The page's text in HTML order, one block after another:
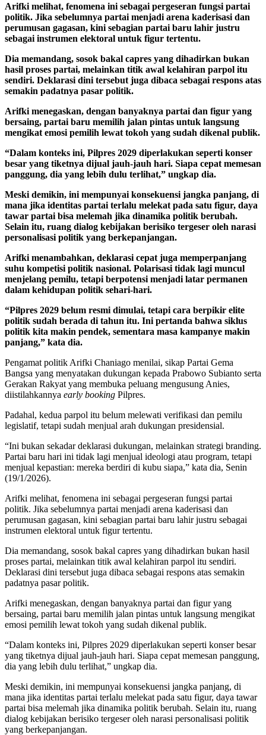
Arifki melihat, fenomena ini sebagai pergeseran fungsi partai
politik. Jika sebelumnya partai menjadi arena kaderisasi dan
perumusan gagasan, kini sebagian partai baru lahir justru
sebagai instrumen elektoral untuk figur tertentu.
Dia memandang, sosok bakal capres yang dihadirkan bukan
hasil proses partai, melainkan titik awal kelahiran parpol itu
sendiri. Deklarasi dini tersebut juga dibaca sebagai respons atas
semakin padatnya pasar politik.
Arifki menegaskan, dengan banyaknya partai dan figur yang
bersaing, partai baru memilih jalan pintas untuk langsung
mengikat emosi pemilih lewat tokoh yang sudah dikenal publik.
“Dalam konteks ini, Pilpres 2029 diperlakukan seperti konser
besar yang tiketnya dijual jauh-jauh hari. Siapa cepat memesan
panggung, dia yang lebih dulu terlihat,” ungkap dia.
Meski demikin, ini mempunyai konsekuensi jangka panjang, di
mana jika identitas partai terlalu melekat pada satu figur, daya
tawar partai bisa melemah jika dinamika politik berubah.
Selain itu, ruang dialog kebijakan berisiko tergeser oleh narasi
personalisasi politik yang berkepanjangan.
Arifki menambahkan, deklarasi cepat juga memperpanjang
suhu kompetisi politik nasional. Polarisasi tidak lagi muncul
menjelang pemilu, tetapi berpotensi menjadi latar permanen
dalam kehidupan politik sehari-hari.
“Pilpres 2029 belum resmi dimulai, tetapi cara berpikir elite
politik sudah berada di tahun itu. Ini pertanda bahwa siklus
politik kita makin pendek, sementara masa kampanye makin
panjang,” kata dia.
Pengamat politik Arifki Chaniago menilai, sikap Partai Gema
Bangsa yang menyatakan dukungan kepada Prabowo Subianto serta
Gerakan Rakyat yang membuka peluang mengusung Anies,
diistilahkannya early booking Pilpres.
Padahal, kedua parpol itu belum melewati verifikasi dan pemilu
legislatif, tetapi sudah menjual arah dukungan presidensial.
“Ini bukan sekadar deklarasi dukungan, melainkan strategi branding.
Partai baru hari ini tidak lagi menjual ideologi atau program, tetapi
menjual kepastian: mereka berdiri di kubu siapa,” kata dia, Senin
(19/1/2026).
Arifki melihat, fenomena ini sebagai pergeseran fungsi partai
politik. Jika sebelumnya partai menjadi arena kaderisasi dan
perumusan gagasan, kini sebagian partai baru lahir justru sebagai
instrumen elektoral untuk figur tertentu.
Dia memandang, sosok bakal capres yang dihadirkan bukan hasil
proses partai, melainkan titik awal kelahiran parpol itu sendiri.
Deklarasi dini tersebut juga dibaca sebagai respons atas semakin
padatnya pasar politik.
Arifki menegaskan, dengan banyaknya partai dan figur yang
bersaing, partai baru memilih jalan pintas untuk langsung mengikat
emosi pemilih lewat tokoh yang sudah dikenal publik.
“Dalam konteks ini, Pilpres 2029 diperlakukan seperti konser besar
yang tiketnya dijual jauh-jauh hari. Siapa cepat memesan panggung,
dia yang lebih dulu terlihat,” ungkap dia.
Meski demikin, ini mempunyai konsekuensi jangka panjang, di
mana jika identitas partai terlalu melekat pada satu figur, daya tawar
partai bisa melemah jika dinamika politik berubah. Selain itu, ruang
dialog kebijakan berisiko tergeser oleh narasi personalisasi politik
yang berkepanjangan.